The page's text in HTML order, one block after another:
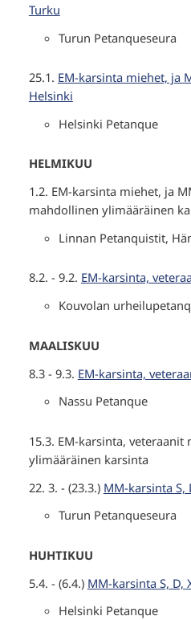
Turku
Turun Petanqueseura
25.1. EM-karsinta miehet, ja
Helsinki
Helsinki Petanque
HELMIKUU
1.2. EM-karsinta miehet, ja
mahdollinen ylimääräinen
Linnan Petanquistit,
8.2. - 9.2. EM-karsinta,
Kouvolan
MAALISKUU
8.3 - 9.3. EM-karsinta,
Nassu Petanque
15.3. EM-karsinta, veteraanit
ylimääräinen karsinta
22. 3. - (23.3.) MM-karsinta S,
Turun Petanqueseura
HUHTIKUU
5.4. - (6.4.) MM-karsinta S, D,
Helsinki Petanque